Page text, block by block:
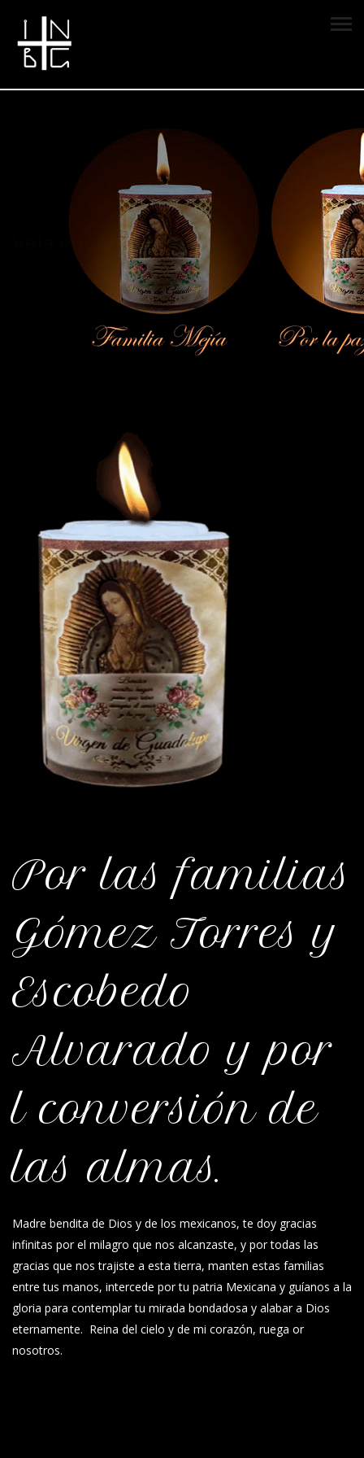
Vela encendida
Por las familias
Gómez Torres y
Escobedo
Alvarado y por
l conversión de
las almas.
Madre bendita de Dios y de los mexicanos, te doy gracias
infinitas por el milagro que nos alcanzaste, y por todas las
gracias que nos trajiste a esta tierra, manten estas familias
entre tus manos, intercede por tu patria Mexicana y guíanos a la
gloria para contemplar tu mirada bondadosa y alabar a Dios
eternamente. Reina del cielo y de mi corazón, ruega or
nosotros.